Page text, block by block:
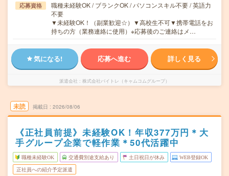
応募資格
職種未経験OK / ブランクOK / パソコンスキル不要 / 英語力
不要
▼未経験OK！（副業歓迎☆）▼高校生不可▼携帯電話をお
持ちの方（業務連絡に使用）※応募後のご連絡はメ…
気になる! 応募へ進む 詳しく見る
派遣会社 株式会社バイトレ（キャムコムグループ）
未読 掲載日 2026/08/06
《正社員前提》未経験OK！年収377万円＊大
手グループ企業で軽作業＊50代活躍中
職種未経験OK 交通費別途支給あり 土日祝日が休み WEB登録OK
正社員への紹介予定派遣